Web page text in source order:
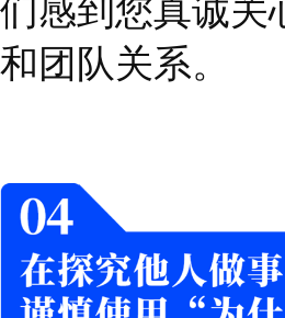
改变一句话的
等，它们都
场景举例